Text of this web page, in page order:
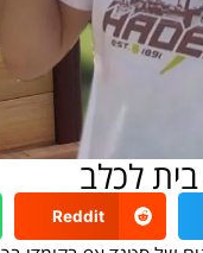
לכלב
Reddit